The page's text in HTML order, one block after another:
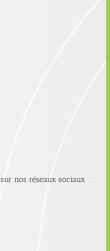
nos réseaux sociaux